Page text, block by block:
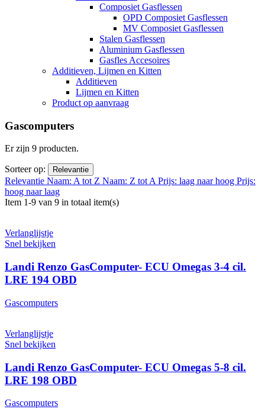
Composiet Gasflessen
OPD Composiet Gasflessen
MV Composiet Gasflessen
Stalen Gasflessen
Aluminium Gasflessen
Gasfles Accesoires
Additieven, Lijmen en Kitten
Additieven
Lijmen en Kitten
Product op aanvraag
Gascomputers
Er zijn 9 producten.
Sorteer op: Relevantie
Relevantie Naam: A tot Z Naam: Z tot APrijs: laag naar hoog Prijs:
hoog naar laag
Item 1-9 van 9 in totaal item(s)
Verlanglijstje
Snel bekijken
Landi Renzo GasComputer- ECU Omegas 3-4 cil.
LRE 194 OBD
Gascomputers
Verlanglijstje
Snel bekijken
Landi Renzo GasComputer- ECU Omegas 5-8 cil.
LRE 198 OBD
Gascomputers